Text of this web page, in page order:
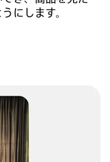
にします。